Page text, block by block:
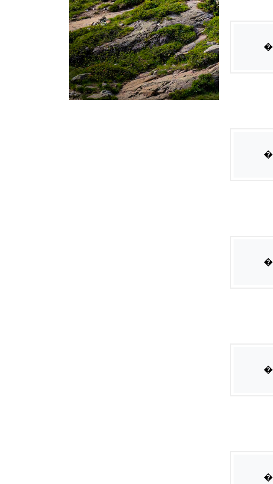
�
�
�
�
�